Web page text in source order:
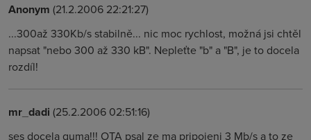
Anonym (21.2.2006 22:21:27)
...300až 330Kb/s stabilně... nic moc rychlost, možná jsi chtěl
napsat "nebo 300 až 330 kB". Nepleťte "b" a "B", je to docela
rozdíl!
mr_dadi (25.2.2006 02:51:16)
ses docela guma!!! OTA psal ze ma pripojeni 3 Mb/s a to ze